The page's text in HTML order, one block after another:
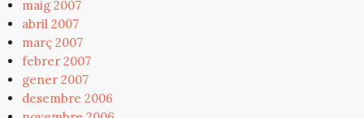
maig 2007
abril 2007
març 2007
febrer 2007
gener 2007
desembre 2006